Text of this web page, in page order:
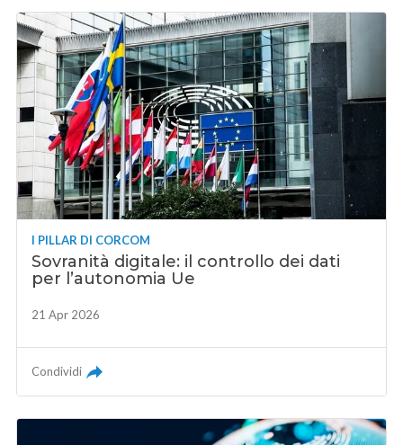
I PILLAR DI CORCOM
Sovranità digitale: il controllo dei dati
per l’autonomia Ue
21 Apr 2026
Condividi